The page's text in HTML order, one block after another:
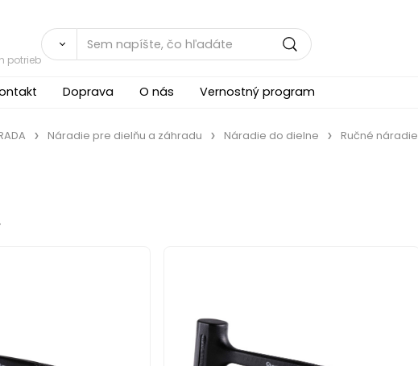
potrieb
Doprava O nás Vernostný program
Náradie pre dielňu a záhradu Náradie do dielne Ručné náradie